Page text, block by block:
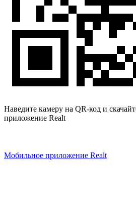
Наведите камеру на QR-код и
приложение Realt
Мобильное приложение Realt